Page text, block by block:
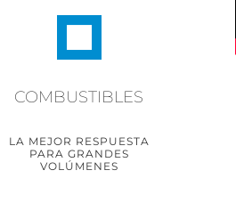
COMBUSTIBLES
LA MEJOR RESPUESTA
PARA GRANDES
VOLÚMENES
CONFIANZA